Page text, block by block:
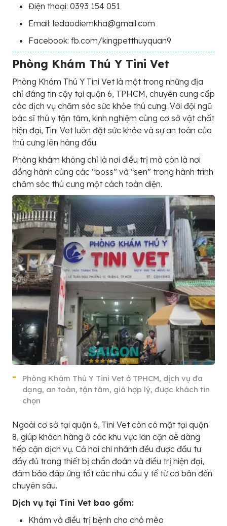
Điện thoại: 0393 154 051
Email: ledaodiemkha@gmail.com
Facebook: fb.com/kingpetthuyquan9
Phòng Khám Thú Y Tini Vet
Phòng Khám Thú Y Tini Vet là một trong những địa
chỉ đáng tin cậy tại quận 6, TPHCM, chuyên cung cấp
các dịch vụ chăm sóc sức khỏe thú cưng. Với đội ngũ
bác sĩ thú y tận tâm, kinh nghiệm cùng cơ sở vật chất
hiện đại, Tini Vet luôn đặt sức khỏe và sự an toàn của
thú cưng lên hàng đầu.
Phòng khám không chỉ là nơi điều trị mà còn là nơi
đồng hành cùng các “boss” và “sen” trong hành trình
chăm sóc thú cưng một cách toàn diện.
Phòng Khám Thú Y Tini Vet ở TPHCM, dịch vụ đa
dạng, an toàn, tận tâm, giá hợp lý, được khách tin
chọn
Ngoài cơ sở tại quận 6, Tini Vet còn có mặt tại quận
8, giúp khách hàng ở các khu vực lân cận dễ dàng
tiếp cận dịch vụ. Cả hai chi nhánh đều được đầu tư
đầy đủ trang thiết bị chẩn đoán và điều trị hiện đại,
đảm bảo đáp ứng tốt các nhu cầu y tế từ cơ bản đến
chuyên sâu.
Dịch vụ tại Tini Vet bao gồm:
Khám và điều trị bệnh cho chó mèo